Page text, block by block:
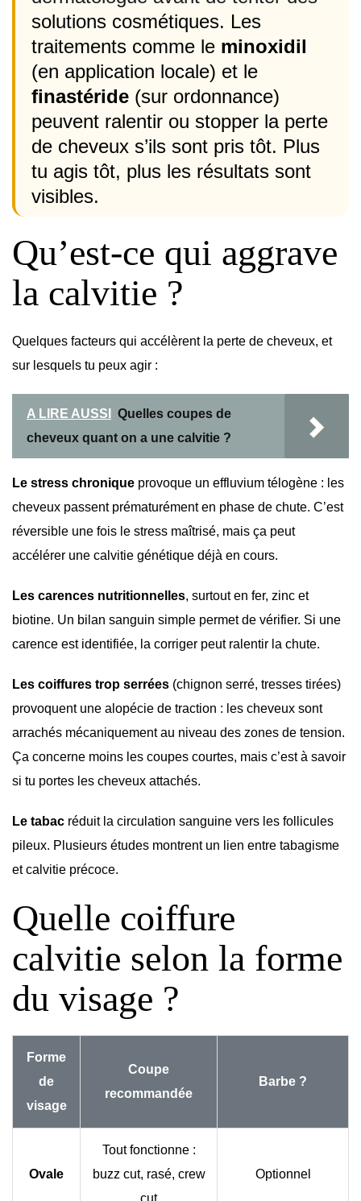
solutions cosmétiques. Les
traitements comme le minoxidil
(en application locale) et le
finastéride (sur ordonnance)
peuvent ralentir ou stopper la perte
de cheveux s’ils sont pris tôt. Plus
tu agis tôt, plus les résultats sont
visibles.
Qu’est-ce qui aggrave
la calvitie ?
Quelques facteurs qui accélèrent la perte de cheveux, et
sur lesquels tu peux agir :
A LIRE AUSSI
Quelles coupes de
cheveux quant on a une calvitie ?
Le stress chronique provoque un effluvium télogène : les
cheveux passent prématurément en phase de chute. C’est
réversible une fois le stress maîtrisé, mais ça peut
accélérer une calvitie génétique déjà en cours.
Les carences nutritionnelles, surtout en fer, zinc et
biotine. Un bilan sanguin simple permet de vérifier. Si une
carence est identifiée, la corriger peut ralentir la chute.
Les coiffures trop serrées (chignon serré, tresses tirées)
provoquent une alopécie de traction : les cheveux sont
arrachés mécaniquement au niveau des zones de tension.
Ça concerne moins les coupes courtes, mais c’est à savoir
si tu portes les cheveux attachés.
Le tabac réduit la circulation sanguine vers les follicules
pileux. Plusieurs études montrent un lien entre tabagisme
et calvitie précoce.
Quelle coiffure
calvitie selon la forme
du visage ?
Forme
de
visage
Coupe
recommandée
Barbe ?
Ovale
Tout fonctionne :
buzz cut, rasé, crew
cut
Optionnel